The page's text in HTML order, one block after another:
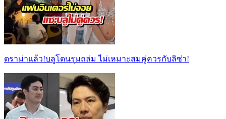
ดราม่าแล้ว!บลูโดนรุมถล่ม ไม่เหมาะสมคู่ควรกับลิซ่า!